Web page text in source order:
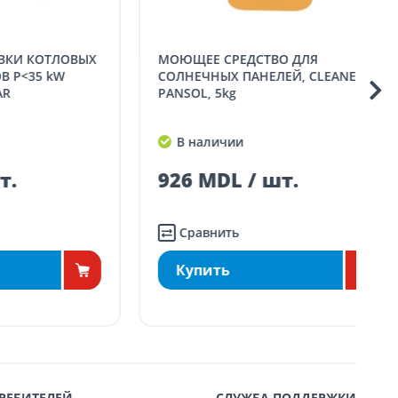
СОЛНЕЧНЫХ ПАНЕЛЕЙ, CLEANEX
PANSOL, 5kg
В наличии
926 MDL / шт.
Сравнить
Купить